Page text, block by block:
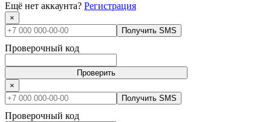
Ещё нет аккаунта? Регистрация
×
Получить SMS
Проверочный код
Проверить
×
Получить SMS
Проверочный код